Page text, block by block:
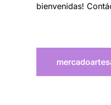
bienvenidas!